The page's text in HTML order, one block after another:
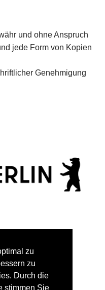
zu
zu
Durch die
stimmen Sie
und ohne Anspruch
jede Form von Kopien
Genehmigung